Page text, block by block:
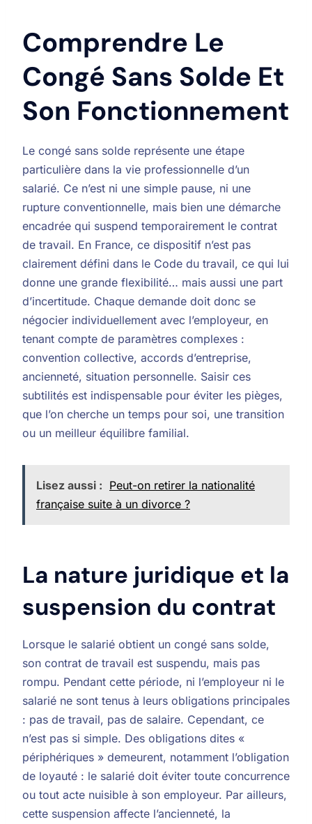
Comprendre Le
Congé Sans Solde Et
Son Fonctionnement
Le congé sans solde représente une étape
particulière dans la vie professionnelle d’un
salarié. Ce n’est ni une simple pause, ni une
rupture conventionnelle, mais bien une démarche
encadrée qui suspend temporairement le contrat
de travail. En France, ce dispositif n’est pas
clairement défini dans le Code du travail, ce qui lui
donne une grande flexibilité… mais aussi une part
d’incertitude. Chaque demande doit donc se
négocier individuellement avec l’employeur, en
tenant compte de paramètres complexes :
convention collective, accords d’entreprise,
ancienneté, situation personnelle. Saisir ces
subtilités est indispensable pour éviter les pièges,
que l’on cherche un temps pour soi, une transition
ou un meilleur équilibre familial.
Lisez aussi : Peut-on retirer la nationalité
française suite à un divorce ?
La nature juridique et la
suspension du contrat
Lorsque le salarié obtient un congé sans solde,
son contrat de travail est suspendu, mais pas
rompu. Pendant cette période, ni l’employeur ni le
salarié ne sont tenus à leurs obligations principales
: pas de travail, pas de salaire. Cependant, ce
n’est pas si simple. Des obligations dites «
périphériques » demeurent, notamment l’obligation
de loyauté : le salarié doit éviter toute concurrence
ou tout acte nuisible à son employeur. Par ailleurs,
cette suspension affecte l’ancienneté, la